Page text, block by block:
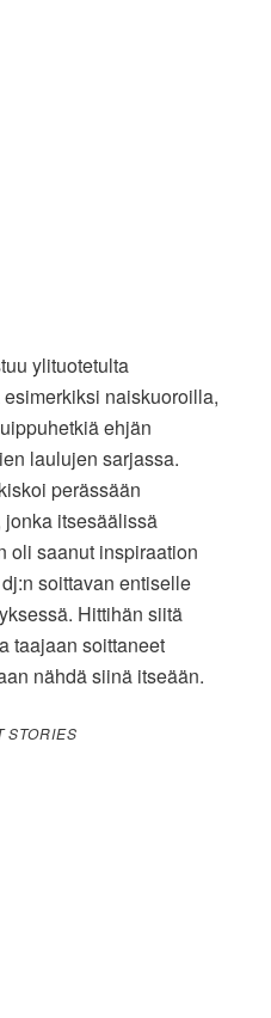
ylituotetulta
naiskuoroilla,
ehjän
laulujen sarjassa.
perässään
jonka itsesäälissä
oli saanut inspiraation
soittavan entiselle
Hittihän siitä
taajaan soittaneet
nähdä siinä itseään.
STORIES